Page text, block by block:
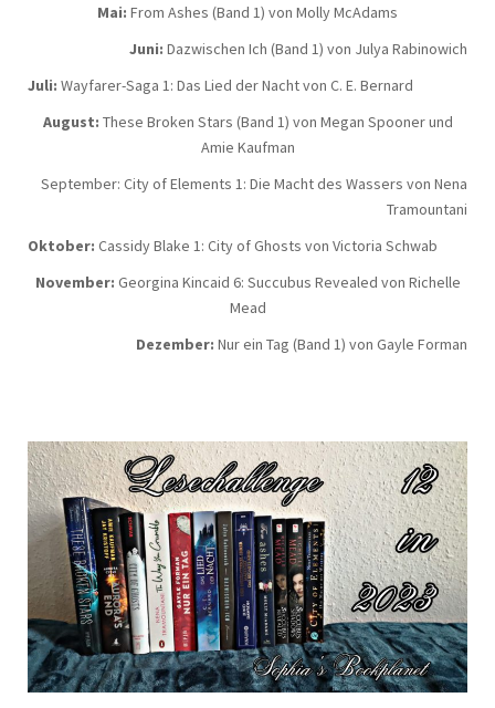
Mai: From Ashes (Band 1) von Molly McAdams
Juni: Dazwischen Ich (Band 1) von Julya Rabinowich
Juli: Wayfarer-Saga 1: Das Lied der Nacht von C. E. Bernard
August: These Broken Stars (Band 1) von Megan Spooner und
Amie Kaufman
September: City of Elements 1: Die Macht des Wassers von Nena
Tramountani
Oktober: Cassidy Blake 1: City of Ghosts von Victoria Schwab
November: Georgina Kincaid 6: Succubus Revealed von Richelle
Mead
Dezember: Nur ein Tag (Band 1) von Gayle Forman